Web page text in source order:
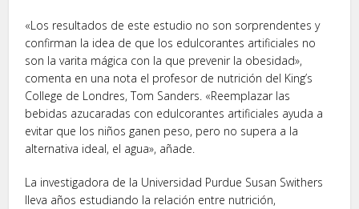
«Los resultados de este estudio no son sorprendentes y
confirman la idea de que los edulcorantes artificiales no
son la varita mágica con la que prevenir la obesidad»,
comenta en una nota el profesor de nutrición del King’s
College de Londres, Tom Sanders. «Reemplazar las
bebidas azucaradas con edulcorantes artificiales ayuda a
evitar que los niños ganen peso, pero no supera a la
alternativa ideal, el agua», añade.
La investigadora de la Universidad Purdue Susan Swithers
lleva años estudiando la relación entre nutrición,